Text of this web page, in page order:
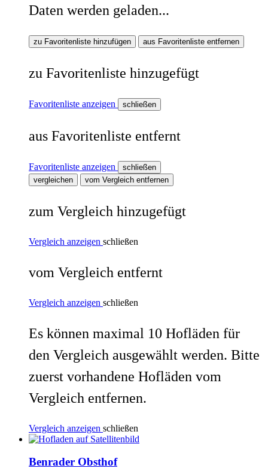
Daten werden geladen...
zu Favoritenliste hinzufügen aus Favoritenliste entfernen
zu Favoritenliste hinzugefügt
Favoritenliste anzeigen schließen
aus Favoritenliste entfernt
Favoritenliste anzeigen
schließen
vergleichen
vom Vergleich entfernen
zum Vergleich hinzugefügt
Vergleich anzeigen schließen
vom Vergleich entfernt
Vergleich anzeigen schließen
Es können maximal 10 Hofläden für
den Vergleich ausgewählt werden. Bitte
zuerst vorhandene Hofläden vom
Vergleich entfernen.
Vergleich anzeigen schließen
Benrader Obsthof